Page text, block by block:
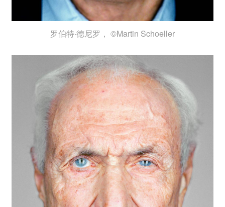
罗伯特·德尼罗， ©Martin Schoeller